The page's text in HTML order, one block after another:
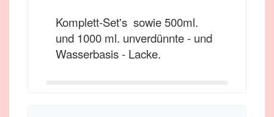
Komplett-Set's sowie 500ml.
und 1000 ml. unverdünnte - und
Wasserbasis - Lacke.